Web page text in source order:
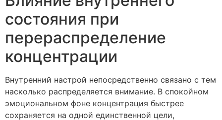
состояния при
перераспределение
концентрации
Внутренний настрой непосредственно связано с тем
насколько распределяется внимание. В спокойном
эмоциональном фоне концентрация быстрее
сохраняется на одной единственной цели,